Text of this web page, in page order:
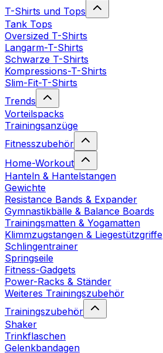
T-Shirts und Tops
Tank Tops
Oversized T-Shirts
Langarm-T-Shirts
Schwarze T-Shirts
Kompressions-T-Shirts
Slim-Fit-T-Shirts
Trends
Vorteilspacks
Trainingsanzüge
Fitnesszubehör
Home-Workout
Hanteln & Hantelstangen
Gewichte
Resistance Bands & Expander
Gymnastikbälle & Balance Boards
Trainingsmatten & Yogamatten
Klimmzugstangen & Liegestützgriffe
Schlingentrainer
Springseile
Fitness-Gadgets
Power-Racks & Ständer
Weiteres Trainingszubehör
Trainingszubehör
Shaker
Trinkflaschen
Gelenkbandagen